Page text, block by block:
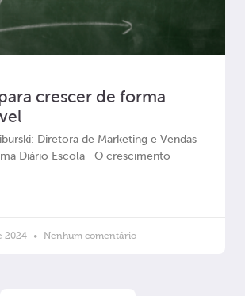
crescer de forma
Diretora de Marketing e Vendas
Diário Escola O crescimento
2024 Nenhum comentário